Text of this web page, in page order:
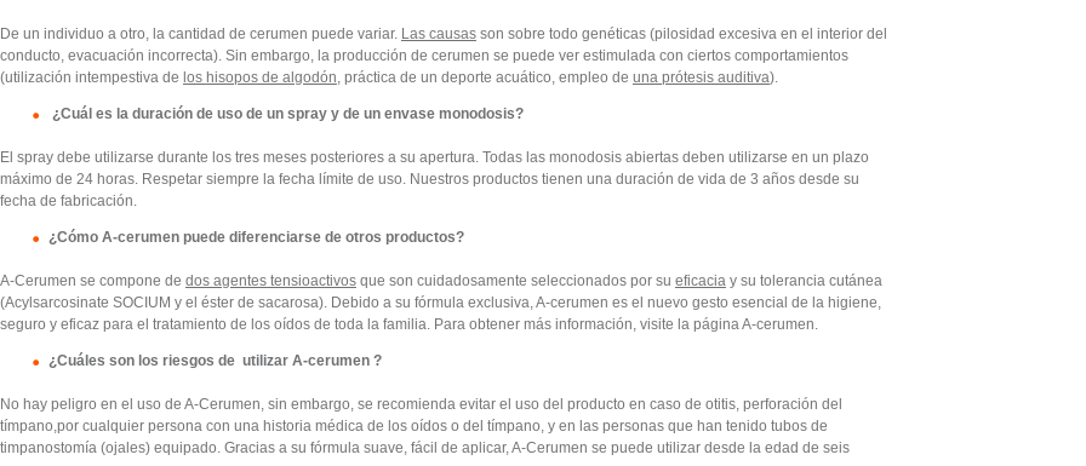
De un individuo a otro, la cantidad de cerumen puede variar. Las causasson sobre todo genéticas (pilosidad excesiva en el interior del
conducto, evacuación incorrecta). Sin embargo, la producción de cerumen se puede ver estimulada con ciertos comportamientos
(utilización intempestiva de los hisopos de algodón, práctica de un deporte acuático, empleo de una prótesis auditiva).
¿Cuál es la duración de uso de un spray y de un envase monodosis?
El spray debe utilizarse durante los tres meses posteriores a su apertura. Todas las monodosisabiertas deben utilizarse en un plazo
máximo de 24 horas. Respetar siempre la fecha límite de uso. Nuestros productos tienen una duración de vida de 3 años desde su
fecha de fabricación.
¿Cómo A-cerumen puede diferenciarse de otros productos?
A-Cerumen se compone de dos agentes tensioactivosque son cuidadosamente seleccionados por su eficaciay su tolerancia cutánea
(Acylsarcosinate SOCIUM y el éster de sacarosa). Debido a su fórmula exclusiva, A-cerumen es el nuevo gesto esencial de la higiene,
seguro y eficaz para el tratamiento de los oídos de toda la familia. Para obtener más información, visite la página A-cerumen.
¿Cuáles son los riesgos de utilizar A-cerumen ?
No hay peligro en el uso de A-Cerumen, sin embargo, se recomienda evitar el uso del producto en caso de otitis, perforación del
tímpano,por cualquier persona con una historia médica de los oídos o del tímpano, y en las personas que han tenido tubos de
timpanostomía (ojales) equipado. Gracias a su fórmula suave, fácil de aplicar, A-Cerumen se puede utilizar desde la edad de seis